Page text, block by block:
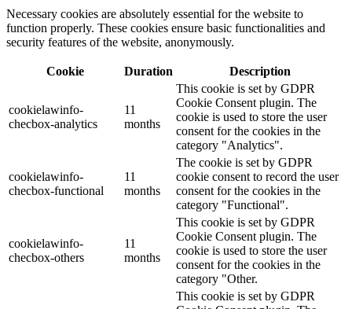
Necessary cookies are absolutely essential for the website to
function properly. These cookies ensure basic functionalities and
security features of the website, anonymously.
Cookie Duration Description
cookielawinfo-
checbox-analytics
11
months
This cookie is set by GDPR
Cookie Consent plugin. The
cookie is used to store the user
consent for the cookies in the
category "Analytics".
cookielawinfo-
checbox-functional
11
months
The cookie is set by GDPR
cookie consent to record the user
consent for the cookies in the
category "Functional".
cookielawinfo-
checbox-others
11
months
This cookie is set by GDPR
Cookie Consent plugin. The
cookie is used to store the user
consent for the cookies in the
category "Other.
This cookie is set by GDPR